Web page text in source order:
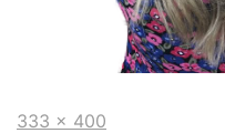
333 × 400